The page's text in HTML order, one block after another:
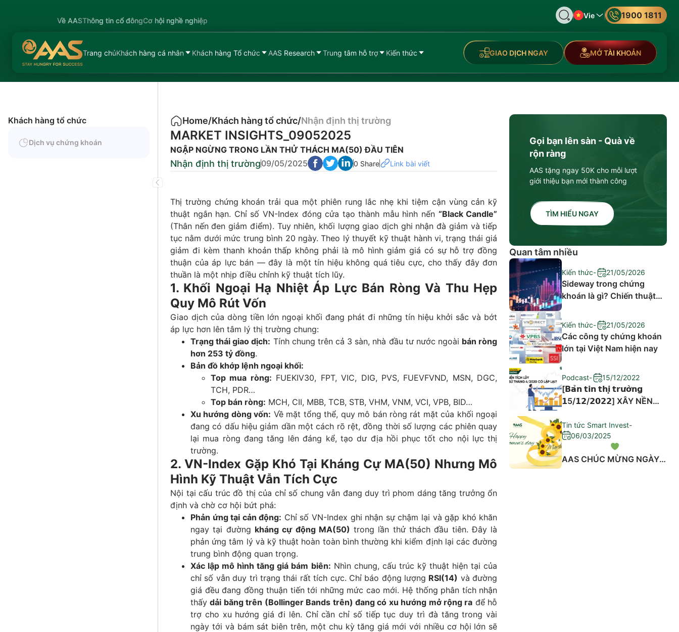
Về AASThông tin cổ đôngCơ hội nghề nghiệp
Vie 1900 1811
Trang chủKhách hàng cá nhân Khách hàng Tổ chức AAS Research Trung tâm hỗ trợ Kiến thức GIAO DỊCH NGAY MỞ TÀI KHOẢN
Khách hàng tổ chức
Dịch vụ chứng khoán
Home/Khách hàng tổ chức/Nhận định thị trường
MARKET INSIGHTS_09052025
NGẬP NGỪNG TRONG LẦN THỬ THÁCH MA(50) ĐẦU TIÊN
Nhận định thị trường09/05/2025 0 Share Link bài viết
Thị trường chứng khoán trải qua một phiên rung lắc nhẹ khi tiệm cận vùng cản kỹ
thuật ngắn hạn. Chỉ số VN-Index đóng cửa tạo thành mẫu hình nến “Black Candle”
(Thân nến đen giảm điểm). Tuy nhiên, khối lượng giao dịch ghi nhận đà giảm và tiếp
tục nằm dưới mức trung bình 20 ngày. Theo lý thuyết kỹ thuật hành vi, trạng thái giá
giảm đi kèm thanh khoản thấp không phải là mô hình giảm giá có sự hỗ trợ đồng
thuận của áp lực bán — đây là một tín hiệu không quá tiêu cực, cho thấy đây đơn
thuần là một nhịp điều chỉnh kỹ thuật tích lũy.
1. Khối Ngoại Hạ Nhiệt Áp Lực Bán Ròng Và Thu Hẹp
Quy Mô Rút Vốn
Giao dịch của dòng tiền lớn ngoại khối đang phát đi những tín hiệu khởi sắc và bớt
áp lực hơn lên tâm lý thị trường chung:
Trạng thái giao dịch: Tính chung trên cả 3 sàn, nhà đầu tư nước ngoài bán ròng
hơn 253 tỷ đồng.
Bản đồ khớp lệnh ngoại khối:
Top mua ròng: FUEKIV30, FPT, VIC, DIG, PVS, FUEVFVND, MSN, DGC,
TCH, PDR…
Top bán ròng: MCH, CII, MBB, TCB, STB, VHM, VNM, VCI, VPB, BID…
Xu hướng dòng vốn: Về mặt tổng thể, quy mô bán ròng rát mặt của khối ngoại
đang có dấu hiệu giảm dần một cách rõ rệt, đồng thời số lượng các phiên quay
lại mua ròng đang tăng lên đáng kể, tạo dư địa hồi phục tốt cho nội lực thị
trường.
2. VN-Index Gặp Khó Tại Kháng Cự MA(50) Nhưng Mô
Hình Kỹ Thuật Vẫn Tích Cực
Nội tại cấu trúc đồ thị của chỉ số chung vẫn đang duy trì phom dáng tăng trưởng ổn
định và chờ cơ hội bứt phá:
Phản ứng tại cản động: Chỉ số VN-Index ghi nhận sự chậm lại và gặp khó khăn
ngay tại đường kháng cự động MA(50) trong lần thử thách đầu tiên. Đây là
phản ứng tâm lý và kỹ thuật hoàn toàn bình thường khi kiểm định lại các đường
trung bình động quan trọng.
Xác lập mô hình tăng giá bám biên: Nhìn chung, cấu trúc kỹ thuật hiện tại của
chỉ số vẫn duy trì trạng thái rất tích cực. Chỉ báo động lượng RSI(14) và đường
giá đều đang đồng thuận tiến tới những mức cao mới. Hệ thống phân tích nhận
thấydải băng trên (Bollinger Bands trên) đang có xu hướng mở rộng ra để hỗ
trợ cho xu hướng giá đi lên. Chỉ cần chỉ số tiếp tục duy trì đà tăng trong vài
ngày tới và bám sát biên trên, một chu kỳ tăng giá mới với nhiều cơ hội lớn sẽ
Gọi bạn lên sàn - Quà về
rộn ràng
AAS tặng ngay 50K cho mỗi lượt
giới thiệu bạn mới thành công
TÌM HIỂU NGAY
Quan tâm nhiều
Kiến thức- 21/05/2026
Sideway trong chứng
khoán là gì? Chiến thuật
Kiến thức- 21/05/2026
Các công ty chứng khoán
lớn tại Việt Nam hiện nay
Podcast- 15/12/2022
[𝗕𝗮̉𝗻 𝘁𝗶𝗻 𝘁𝗵𝗶̣ 𝘁𝗿𝘂̛𝗼̛̀𝗻𝗴
𝟭5/𝟭𝟮/𝟮𝟬𝟮𝟮] XÂY NỀN
THÁNG 4/2020 CÓ LẶP
LẠI?
Tin tức Smart Invest-
06/03/2025
AAS CHÚC MỪNG NGÀY